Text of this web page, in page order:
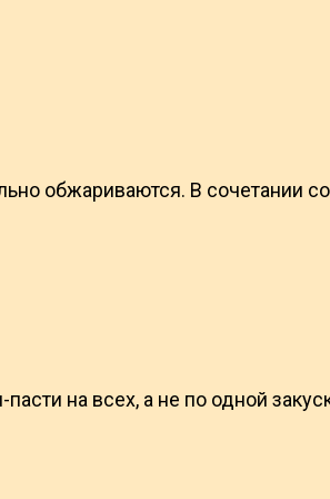
обжариваются. В сочетании со
на всех, а не по одной